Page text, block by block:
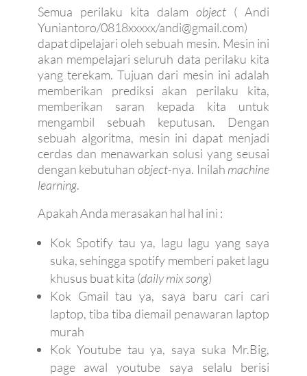
Semua perilaku kita dalamobject ( Andi
Yuniantoro/0818xxxxx/andi@gmail.com)
dapat dipelajari oleh sebuah mesin. Mesin ini
akan mempelajari seluruh data perilaku kita
yang terekam. Tujuan dari mesin ini adalah
memberikan prediksi akan perilaku kita,
memberikan saran kepada kita untuk
mengambil sebuah keputusan. Dengan
sebuah algoritma, mesin ini dapat menjadi
cerdas dan menawarkan solusi yang seusai
dengan kebutuhan object-nya. Inilah machine
learning.
Apakah Anda merasakan hal hal ini :
Kok Spotify tau ya, lagu lagu yang saya
suka, sehingga spotify memberi paket lagu
khusus buat kita (daily mix song)
Kok Gmail tau ya, saya baru cari cari
laptop, tiba tiba diemail penawaran laptop
murah
Kok Youtube tau ya, saya suka Mr.Big,
page awal youtube saya selalu berisi